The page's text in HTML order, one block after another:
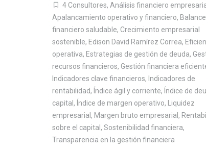
4 Consultores, Análisis financiero
Apalancamiento operativo y financiero, Balance
financiero saludable, Crecimiento empresarial
sostenible, Edison David Ramírez Correa,
operativa, Estrategias de gestión de deuda,
recursos financieros, Gestión financiera
Indicadores clave financieros, Indicadores de
rentabilidad, Índice ágil y corriente, Índice de
capital , Índice de margen operativo,
Liquidez
empresarial , Margen bruto empresarial ,
sobre el capital , Sostenibilidad financiera,
Transparencia en la gestión financiera